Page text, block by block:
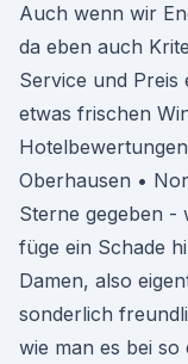
Auch wenn wir
da eben auch
Service und Preis
etwas frischen
Oberhausen •
Sterne gegeben -
füge ein Schade
Damen, also
sonderlich
wie man es bei